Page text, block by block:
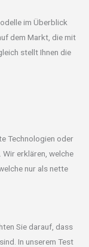
im Überblick
dem Markt, die mit
stellt Ihnen die
Technologien oder
erklären, welche
nur als nette
Sie darauf, dass
In unserem Test